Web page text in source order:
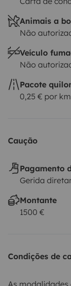
Animais a
Não
Veículo
Não
Pacote
0,25 € por
Caução
Pagamento
Gerida
Montante
1500 €
Condições de
As